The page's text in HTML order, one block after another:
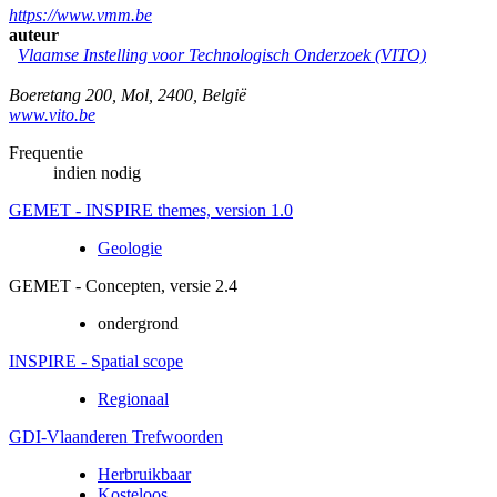
https://www.vmm.be
auteur
Vlaamse Instelling voor Technologisch Onderzoek (VITO)
Boeretang 200 Mol 2400 België
www.vito.be
Frequentie
indien nodig
GEMET - INSPIRE themes, version 1.0
Geologie
GEMET - Concepten, versie 2.4
ondergrond
INSPIRE - Spatial scope
Regionaal
GDI-Vlaanderen Trefwoorden
Herbruikbaar